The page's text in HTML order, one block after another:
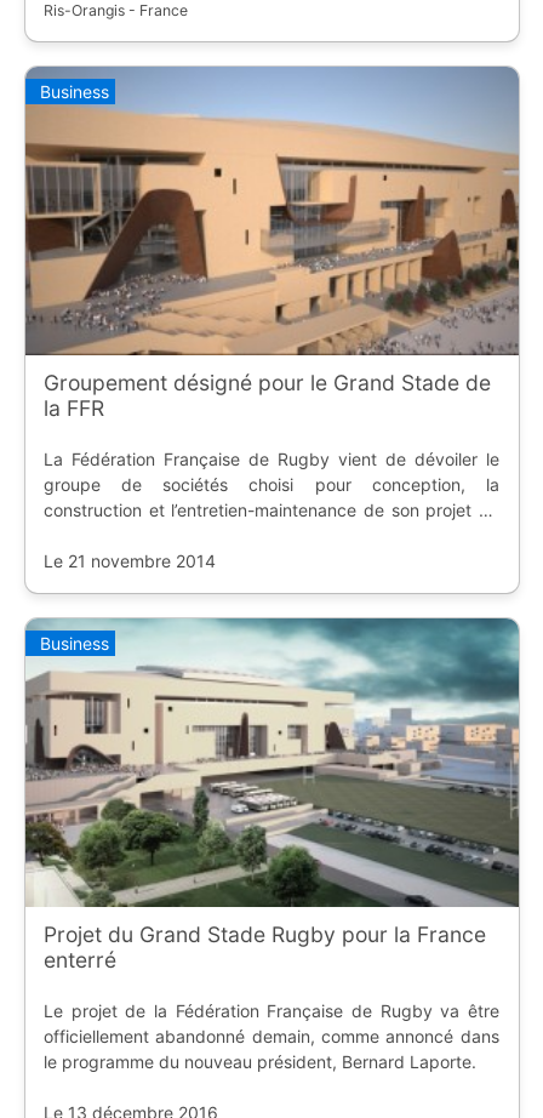
Ris-Orangis - France
Business
Groupement désigné pour le Grand Stade de
la FFR
La Fédération Française de Rugby vient de dévoiler le
groupe de sociétés choisi pour conception, la
construction et l’entretien-maintenance de son projet de
Le 21 novembre 2014
Business
Projet du Grand Stade Rugby pour la France
enterré
Le projet de la Fédération Française de Rugby va être
officiellement abandonné demain, comme annoncé dans
le programme du nouveau président, Bernard Laporte.
Le 13 décembre 2016